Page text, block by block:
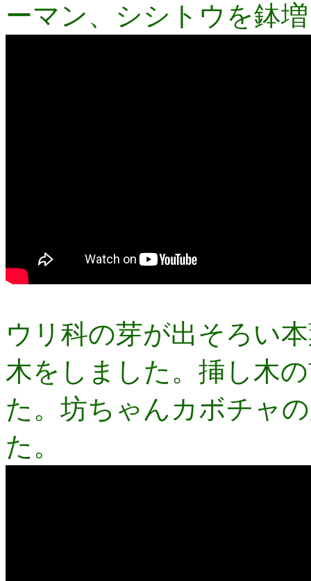
ーマン、シシトウを鉢
ウリ科の芽が出そろい
木をしました。挿し木
た。坊ちゃんカボチャ
た。